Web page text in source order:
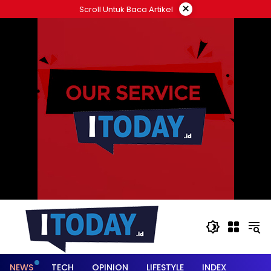
ke
Scroll Untuk Baca Artikel ×
NEWS TECH OPINION LIFESTYLE INDEX